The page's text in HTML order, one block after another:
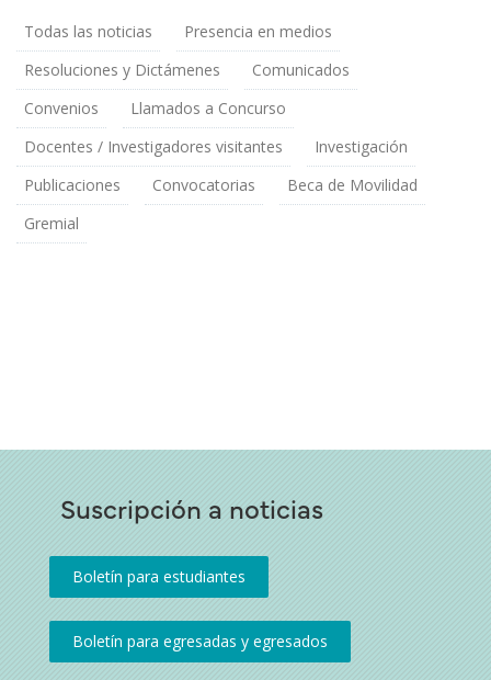
Todas las noticias
Presencia en medios
Resoluciones y Dictámenes
Comunicados
Convenios
Llamados a Concurso
Docentes / Investigadores visitantes
Investigación
Publicaciones
Convocatorias
Beca de Movilidad
Gremial
Suscripción a noticias